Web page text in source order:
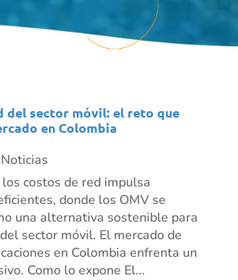
del sector móvil: el reto que
en Colombia
Noticias
costos de red impulsa
donde los OMV se
una alternativa sostenible para
sector móvil. El mercado de
en Colombia enfrenta un
Como lo expone El...